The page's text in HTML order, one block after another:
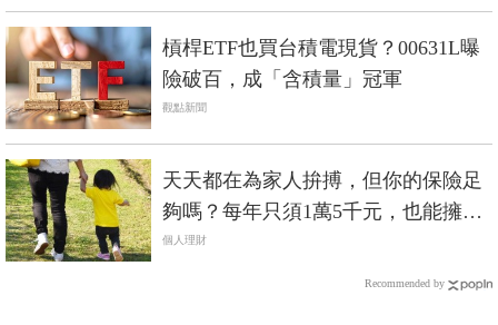
槓桿ETF也買台積電現貨？00631L曝
險破百，成「含積量」冠軍
觀點新聞
天天都在為家人拚搏，但你的保險足
夠嗎？每年只須1萬5千元，也能擁有
「百萬身價」
個人理財
Recommended by